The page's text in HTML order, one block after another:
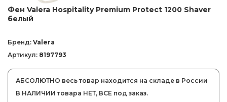
Фен Valera Hospitality Premium Protect 1200 Shaver
белый
Бренд: Valera
Артикул: 8197793
АБСОЛЮТНО весь товар находится на складе в России
В НАЛИЧИИ товара НЕТ, ВСЕ под заказ.